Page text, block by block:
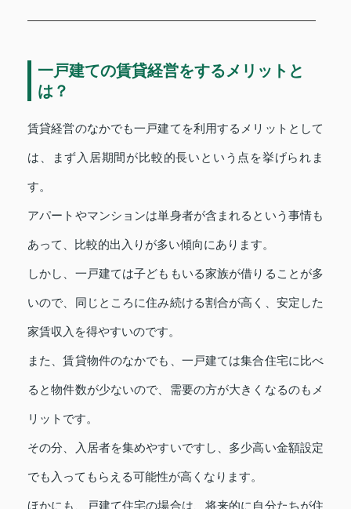
一戸建ての賃貸経営をするメリットと
は？
賃貸経営のなかでも一戸建てを利用するメリットとして
は、まず入居期間が比較的長いという点を挙げられま
す。
アパートやマンションは単身者が含まれるという事情も
あって、比較的出入りが多い傾向にあります。
しかし、一戸建ては子どももいる家族が借りることが多
いので、同じところに住み続ける割合が高く、安定した
家賃収入を得やすいのです。
また、賃貸物件のなかでも、一戸建ては集合住宅に比べ
ると物件数が少ないので、需要の方が大きくなるのもメ
リットです。
その分、入居者を集めやすいですし、多少高い金額設定
でも入ってもらえる可能性が高くなります。
ほかにも、戸建て住宅の場合は、将来的に自分たちが住